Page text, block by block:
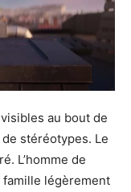
au bout de
stéréotypes. Le
L’homme de
famille légèrement